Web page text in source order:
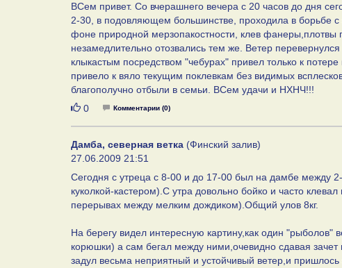
ВСем привет. Со вчерашнего вечера с 20 часов до дня
2-30, в подовляющем большинстве, проходила в борьбе
фоне природной мерзопакостности, клев фанеры,плотвы
незамедлительно отозвались тем же. Ветер
клыкастым посредством "чебурах" привел только к
привело к вяло текущим поклевкам без видимых
благополучно отбыли в семьи. ВСем удачи и НХНЧ!!!
Нравится
0 Комментарии (0)
Дамба, северная ветка (Финский залив)
27.06.2009 21:51
Сегодня с утреца с 8-00 и до 17-00 был на дамбе между
куколкой-кастером).С утра довольно бойко и часто
перерывах между мелким дождиком).Общий улов 8кг.
На берегу видел интересную картину,как один "рыболов"
корюшки) а сам бегал между ними,очевидно сдавая
задул весьма неприятный и устойчивый ветер,и